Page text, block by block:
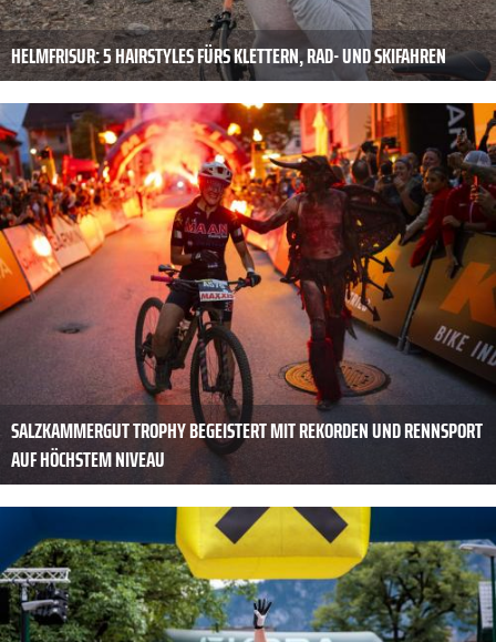
HELMFRISUR: 5 HAIRSTYLES FÜRS KLETTERN, RAD- UND SKIFAHREN
SALZKAMMERGUT TROPHY BEGEISTERT MIT REKORDEN UND RENNSPORT
AUF HÖCHSTEM NIVEAU